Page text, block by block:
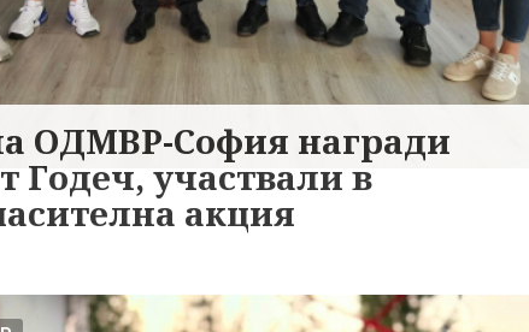
ОДМВР-София награди
Годеч, участвали в
акция